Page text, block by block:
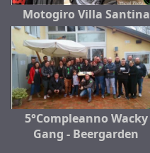
Motogiro Villa Santina
5°Compleanno Wacky
Gang - Beergarden